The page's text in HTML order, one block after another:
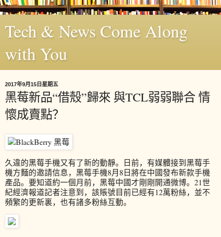
Tech & News Come Along
with You
2017年9月15日星期五
黑莓新品“借殼”歸來 與TCL弱弱聯合 情
懷成賣點？
久違的黑莓手機又有了新的動靜。日前，有媒體接到黑莓手
機方麵的邀請信息，黑莓手機8月8日將在中國發布新款手機
產品。要知道約一個月前，黑莓中國才剛剛開通微博。21世
紀經濟報道記者注意到，該賬號目前已經有12萬粉絲，並不
頻繁的更新裏，也有諸多粉絲互動。